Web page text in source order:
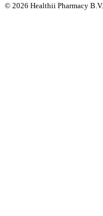
© 2026 Healthii Pharmacy B.V.